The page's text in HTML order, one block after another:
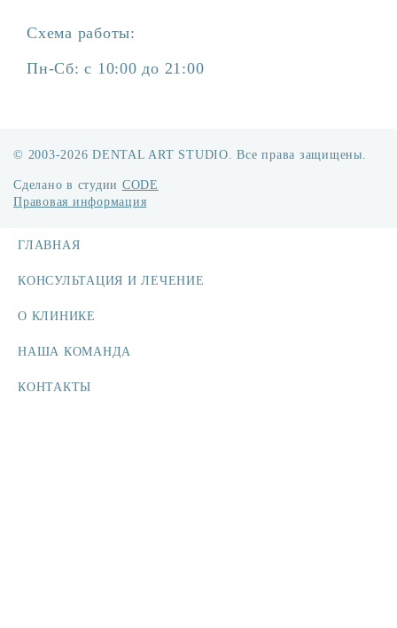
Схема работы:
Пн-Сб: с 10:00 до 21:00
© 2003-2026 DENTAL ART STUDIO. Все права защищены.
Сделано в студии CODE
Правовая информация
ГЛАВНАЯ
КОНСУЛЬТАЦИЯ И ЛЕЧЕНИЕ
О КЛИНИКЕ
НАША КОМАНДА
КОНТАКТЫ